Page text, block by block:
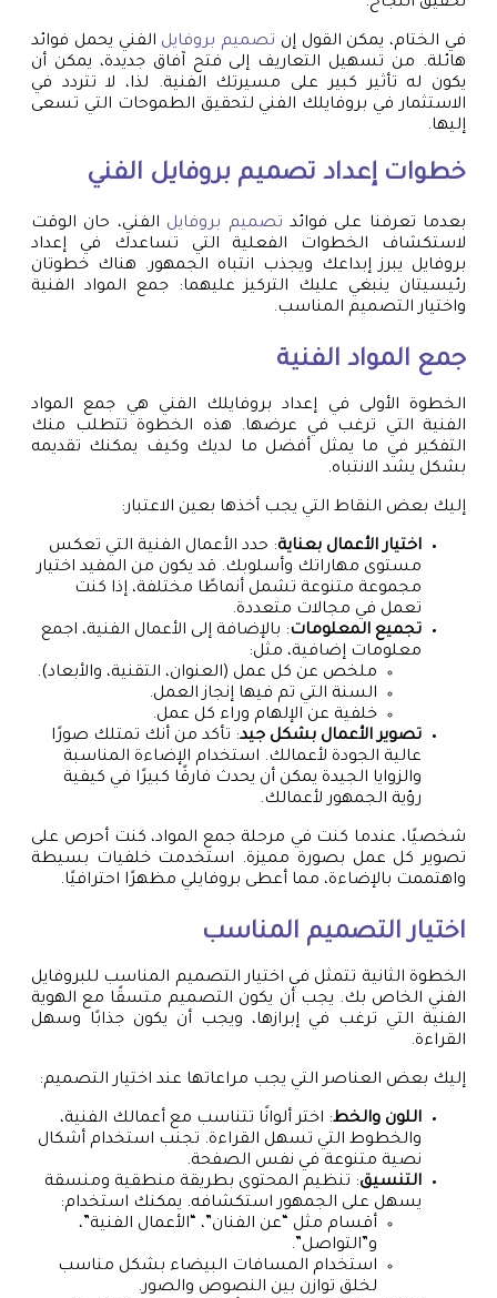
في الختام، يمكن القول إن تصميم بروفايل الفني يحمل فوائد
هائلة. من تسهيل التعاريف إلى فتح آفاق جديدة، يمكن أن
يكون له تأثير كبير على مسيرتك الفنية. لذا، لا تتردد في
الاستثمار في بروفايلك الفني لتحقيق الطموحات التي تسعى
إليها.
خطوات إعداد تصميم بروفايل الفني
بعدما تعرفنا على فوائد تصميم بروفايل الفني، حان الوقت
لاستكشاف الخطوات الفعلية التي تساعدك في إعداد
بروفايل يبرز إبداعك ويجذب انتباه الجمهور. هناك خطوتان
رئيسيتان ينبغي عليك التركيز عليهما: جمع المواد الفنية
واختيار التصميم المناسب.
جمع المواد الفنية
الخطوة الأولى في إعداد بروفايلك الفني هي جمع المواد
الفنية التي ترغب في عرضها. هذه الخطوة تتطلب منك
التفكير في ما يمثل أفضل ما لديك وكيف يمكنك تقديمه
بشكل يشد الانتباه.
إليك بعض النقاط التي يجب أخذها بعين الاعتبار:
اختيار الأعمال بعناية: حدد الأعمال الفنية التي تعكس
مستوى مهاراتك وأسلوبك. قد يكون من المفيد اختيار
مجموعة متنوعة تشمل أنماطًا مختلفة، إذا كنت
تعمل في مجالات متعددة.
تجميع المعلومات: بالإضافة إلى الأعمال الفنية، اجمع
معلومات إضافية، مثل:
ملخص عن كل عمل (العنوان، التقنية، والأبعاد).
السنة التي تم فيها إنجاز العمل.
خلفية عن الإلهام وراء كل عمل.
تصوير الأعمال بشكل جيد: تأكد من أنك تمتلك صورًا
عالية الجودة لأعمالك. استخدام الإضاءة المناسبة
والزوايا الجيدة يمكن أن يحدث فارقًا كبيرًا في كيفية
رؤية الجمهور لأعمالك.
شخصيًا، عندما كنت في مرحلة جمع المواد، كنت أحرص على
تصوير كل عمل بصورة مميزة. استخدمت خلفيات بسيطة
واهتممت بالإضاءة، مما أعطى بروفايلي مظهرًا احترافيًا.
اختيار التصميم المناسب
الخطوة الثانية تتمثل في اختيار التصميم المناسب للبروفايل
الفني الخاص بك. يجب أن يكون التصميم متسقًا مع الهوية
الفنية التي ترغب في إبرازها، ويجب أن يكون جذابًا وسهل
القراءة.
إليك بعض العناصر التي يجب مراعاتها عند اختيار التصميم:
اللون والخط: اختر ألوانًا تتناسب مع أعمالك الفنية،
والخطوط التي تسهل القراءة. تجنب استخدام أشكال
نصية متنوعة في نفس الصفحة.
التنسيق: تنظيم المحتوى بطريقة منطقية ومنسقة
يسهل على الجمهور استكشافه. يمكنك استخدام:
أقسام مثل “عن الفنان”، “الأعمال الفنية”،
و”التواصل”.
استخدام المسافات البيضاء بشكل مناسب
لخلق توازن بين النصوص والصور.